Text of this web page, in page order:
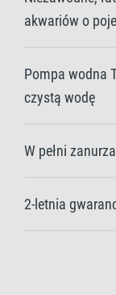
akwariów o
Pompa wodna
czystą wodę
W pełni
2-letnia